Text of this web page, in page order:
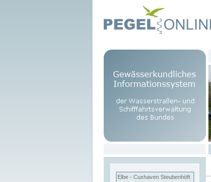
Elbe - Cuxhaven Steubenhöft